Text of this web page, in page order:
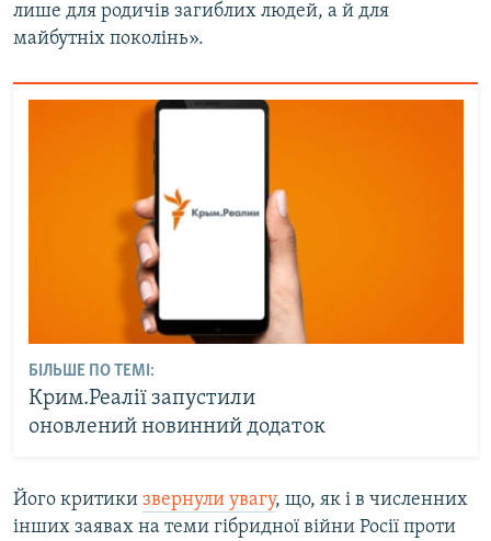
лише для родичів загиблих людей, а й для
майбутніх поколінь».
БІЛЬШЕ ПО ТЕМІ:
Крим.Реалії запустили
оновлений новинний додаток
Його критики звернули увагу, що, як і в численних
інших заявах на теми гібридної війни Росії проти